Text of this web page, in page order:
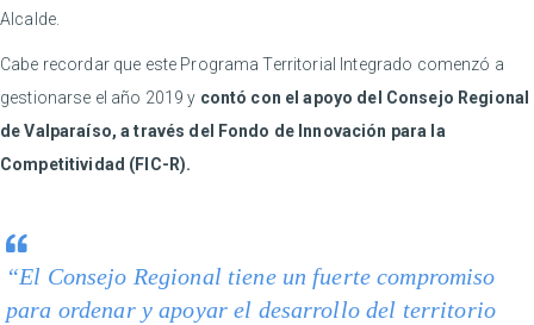
Alcalde.
Cabe recordar que este Programa Territorial Integrado comenzó a
gestionarse el año 2019 y contó con el apoyo del Consejo Regional
de Valparaíso, a través del Fondo de Innovación para la
Competitividad (FIC-R).
“El Consejo Regional tiene un fuerte compromiso
para ordenar y apoyar el desarrollo del territorio